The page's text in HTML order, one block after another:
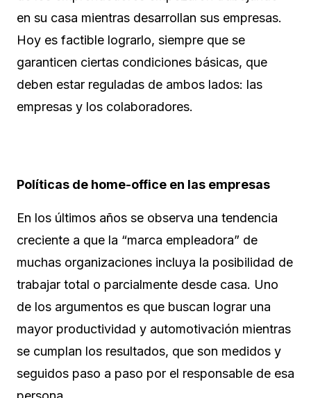
en su casa mientras desarrollan sus empresas.
Hoy es factible lograrlo, siempre que se
garanticen ciertas condiciones básicas, que
deben estar reguladas de ambos lados: las
empresas y los colaboradores.
Políticas de home-office en las empresas
En los últimos años se observa una tendencia
creciente a que la “marca empleadora” de
muchas organizaciones incluya la posibilidad de
trabajar total o parcialmente desde casa. Uno
de los argumentos es que buscan lograr una
mayor productividad y automotivación mientras
se cumplan los resultados, que son medidos y
seguidos paso a paso por el responsable de esa